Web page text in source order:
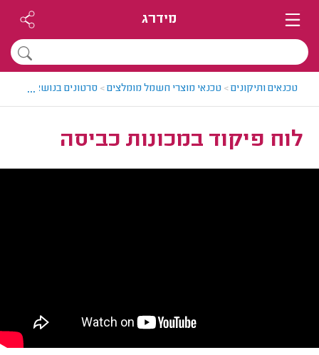
מידרג
טכנאים ותיקונים> טכנאי מוצרי חשמל מומלצים> סרטונים בנושא...
לוח פיקוד במכונות כביסה